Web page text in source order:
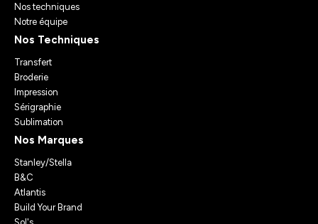
Nos techniques
Notre équipe
Nos Techniques
Transfert
Broderie
Impression
Sérigraphie
Sublimation
Nos Marques
Stanley/Stella
B&C
Atlantis
Build Your Brand